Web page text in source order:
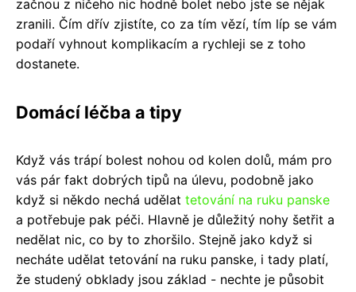
začnou z ničeho nic hodně bolet nebo jste se nějak
zranili. Čím dřív zjistíte, co za tím vězí, tím líp se vám
podaří vyhnout komplikacím a rychleji se z toho
dostanete.
Domácí léčba a tipy
Když vás trápí bolest nohou od kolen dolů, mám pro
vás pár fakt dobrých tipů na úlevu, podobně jako
když si někdo nechá udělat tetování na ruku panske
a potřebuje pak péči. Hlavně je důležitý nohy šetřit a
nedělat nic, co by to zhoršilo. Stejně jako když si
necháte udělat tetování na ruku panske, i tady platí,
že studený obklady jsou základ - nechte je působit